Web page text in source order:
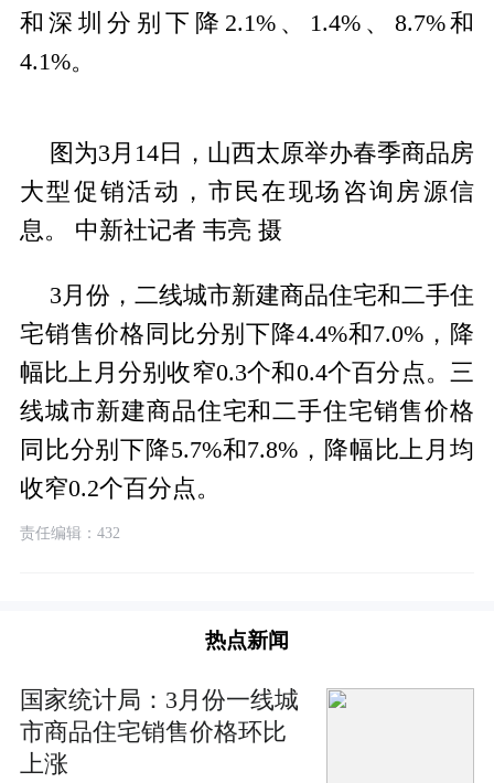
和深圳分别下降2.1%、1.4%、8.7%和
4.1%。
图为3月14日，山西太原举办春季商品房
大型促销活动，市民在现场咨询房源信
息。 中新社记者 韦亮 摄
3月份，二线城市新建商品住宅和二手住
宅销售价格同比分别下降4.4%和7.0%，降
幅比上月分别收窄0.3个和0.4个百分点。三
线城市新建商品住宅和二手住宅销售价格
同比分别下降5.7%和7.8%，降幅比上月均
收窄0.2个百分点。
责任编辑：432
热点新闻
国家统计局：3月份一线城
市商品住宅销售价格环比
上涨